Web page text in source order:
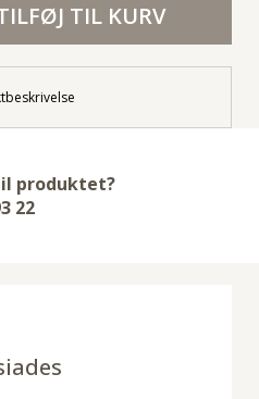
TIL KURV
produktet?
22